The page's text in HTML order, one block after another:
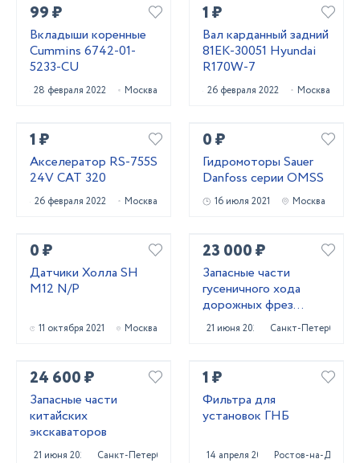
99 ₽
Вкладыши коренные
Cummins 6742-01-
5233-CU
28 февраля 2022 Москва
1 ₽
Вал карданный задний
81EK-30051 Hyundai
R170W-7
26 февраля 2022 Москва
1 ₽
Акселератор RS-755S
24V CAT 320
26 февраля 2022 Москва
0 ₽
Гидромоторы Sauer
Danfoss серии OMSS
16 июля 2021 Москва
0 ₽
Датчики Холла SH
M12 N/P
11 октября 2021 Москва
23 000 ₽
Запасные части
гусеничного хода
дорожных фрез
Caterpillar PM620
21 июня 2025 Санкт-Петербург
24 600 ₽
Запасные части
китайских
экскаваторов
21 июня 2025 Санкт-Петербург
1 ₽
Фильтра для
установок ГНБ
14 апреля 2022 Ростов-на-Дону